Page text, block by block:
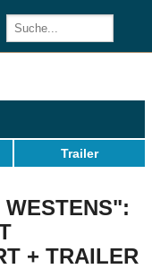
Trailer
+ TRAILER